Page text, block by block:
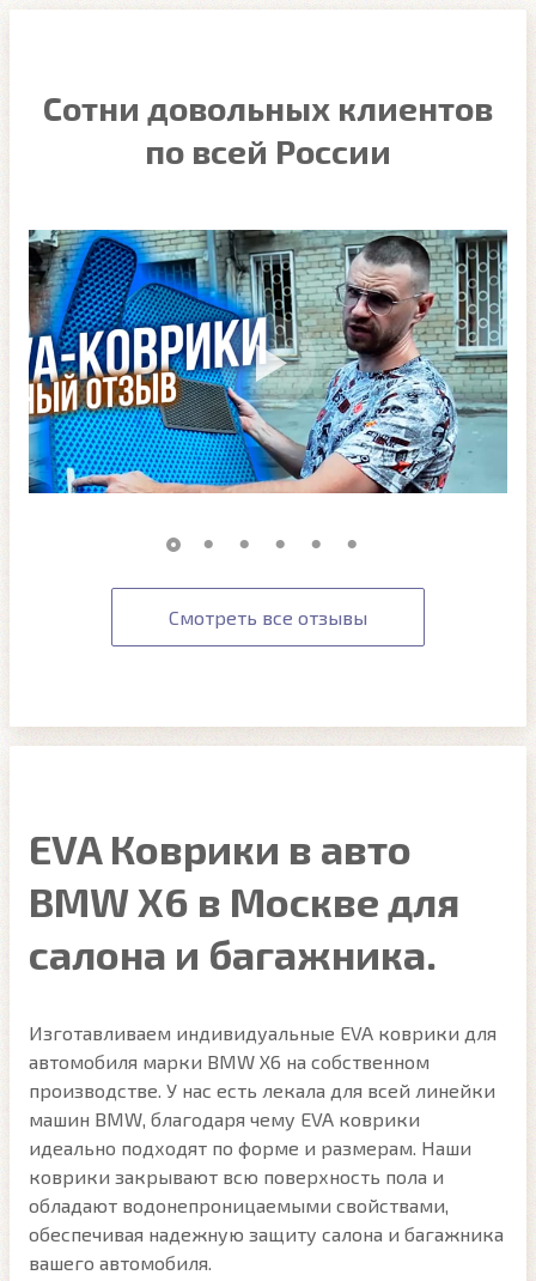
Сотни довольных клиентов
по всей России
Смотреть все отзывы
EVA Коврики в авто
BMW X6 в Москве для
салона и багажника.
Изготавливаем индивидуальные EVA коврики для
автомобиля марки BMW X6 на собственном
производстве. У нас есть лекала для всей линейки
машин BMW, благодаря чему EVA коврики
идеально подходят по форме и размерам. Наши
коврики закрывают всю поверхность пола и
обладают водонепроницаемыми свойствами,
обеспечивая надежную защиту салона и багажника
вашего автомобиля.